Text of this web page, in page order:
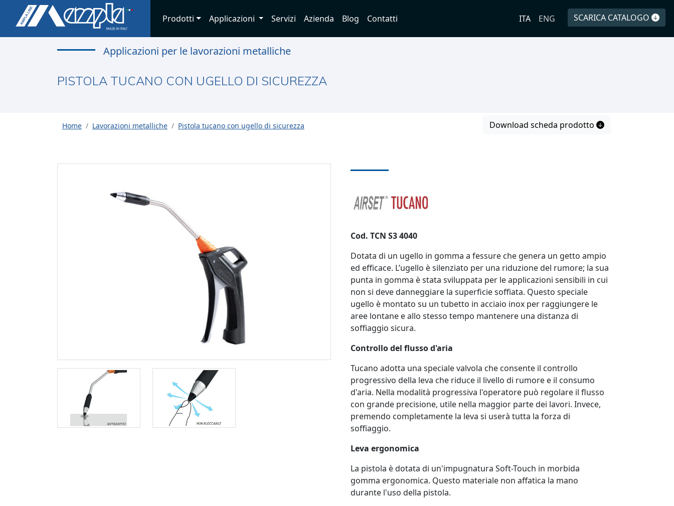
Prodotti Applicazioni Servizi Azienda Blog Contatti ITA ENG SCARICA CATALOGO
Applicazioni per le lavorazioni metalliche
PISTOLA TUCANO CON UGELLO DI SICUREZZA
Home Lavorazioni metalliche Pistola tucano con ugello di sicurezza Download scheda prodotto
Cod. TCN S3 4040
Dotata di un ugello in gomma a fessure che genera un getto ampio
ed efficace. L’ugello è silenziato per una riduzione del rumore; la sua
punta in gomma è stata sviluppata per le applicazioni sensibili in cui
non si deve danneggiare la superficie soffiata. Questo speciale
ugello è montato su un tubetto in acciaio inox per raggiungere le
aree lontane e allo stesso tempo mantenere una distanza di
soffiaggio sicura.
Controllo del flusso d'aria
Tucano adotta una speciale valvola che consente il controllo
progressivo della leva che riduce il livello di rumore e il consumo
d'aria. Nella modalità progressiva l'operatore può regolare il flusso
con grande precisione, utile nella maggior parte dei lavori. Invece,
premendo completamente la leva si userà tutta la forza di
soffiaggio.
Leva ergonomica
La pistola è dotata di un'impugnatura Soft-Touch in morbida
gomma ergonomica. Questo materiale non affatica la mano
durante l'uso della pistola.